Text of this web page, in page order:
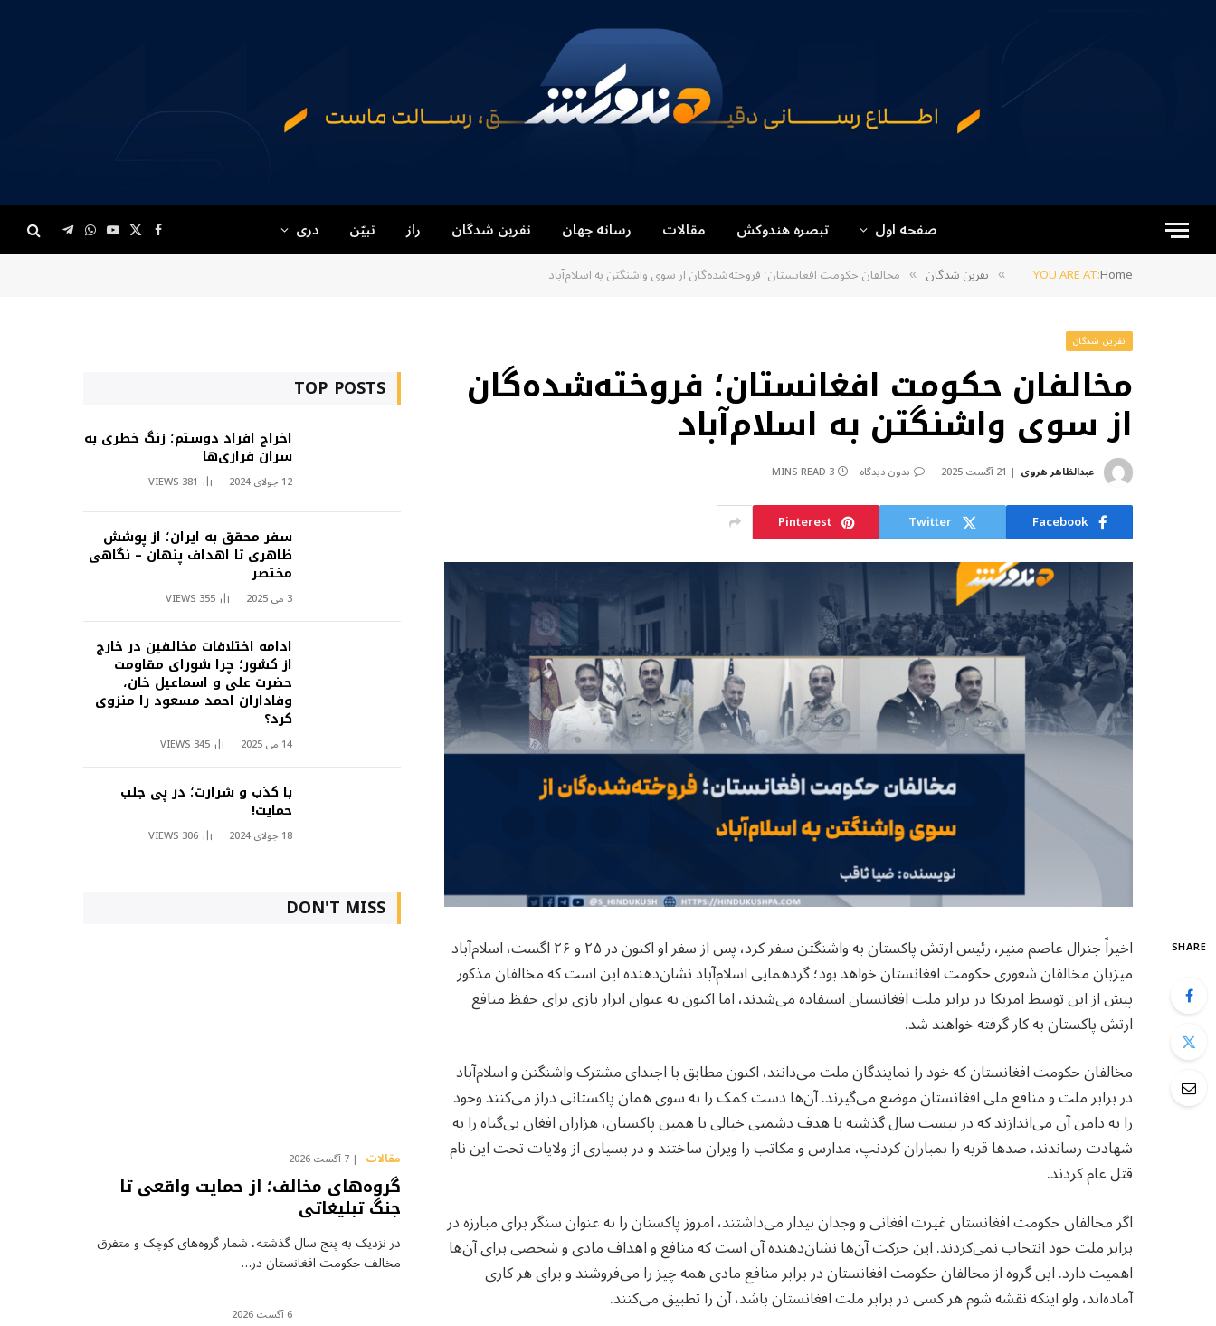
صفحه اول تبصره هندوکش مقالات رسانه جهان نفرین شدگان راز تبیّن دری Facebook
X
(Twitter)
YouTube
WhatsApp
Telegram
YOU ARE AT:Home
» نفرین شدگان » مخالفان حکومت افغانستان؛ فروخته‌شده‌گان از سوی واشنگتن به اسلام‌آباد
نفرین شدگان
مخالفان حکومت افغانستان؛ فروخته‌شده‌گان
از سوی واشنگتن به اسلام‌آباد
عبدالظاهر هروی 21 آگست 2025 بدون دیدگاه 3 MINS READ
Facebook
Twitter
Pinterest
SHARE
اخیراً جنرال عاصم منیر، رئیس ارتش پاکستان به واشنگتن سفر کرد، پس از سفر او اکنون در ۲۵ و ۲۶ اگست، اسلام‌آباد
میزبان مخالفان شعوری حکومت افغانستان خواهد بود؛ گردهمایی اسلام‌آباد نشان‌دهنده این است که مخالفان مذکور
پیش از این توسط امریکا در برابر ملت افغانستان استفاده می‌شدند، اما اکنون به عنوان ابزار بازی برای حفظ منافع
ارتش پاکستان به کار گرفته خواهند شد.
مخالفان حکومت افغانستان که خود را نمایندگان ملت می‌دانند، اکنون مطابق با اجندای مشترک واشنگتن و اسلام‌آباد
در برابر ملت و منافع ملی افغانستان موضع می‌گیرند. آن‌ها دست کمک را به سوی همان پاکستانی دراز می‌کنند و‌خود
را به دامن آن می‌اندازند که در بیست سال گذشته با هدف دشمنی خیالی با همین پاکستان، هزاران افغان بی‌گناه را به
شهادت رساندند، صدها قریه را بمباران کردنپ، مدارس و مکاتب را ویران ساختند و در بسیاری از ولایات تحت این نام
قتل عام کردند.
اگر مخالفان حکومت افغانستان غیرت افغانی و وجدان بیدار می‌داشتند، امروز پاکستان را به عنوان سنگر برای مبارزه در
برابر ملت خود انتخاب نمی‌کردند. این حرکت آن‌ها نشان‌دهنده آن است که منافع و اهداف مادی و شخصی برای آن‌ها
اهمیت دارد. این گروه از مخالفان حکومت افغانستان در برابر منافع مادی همه چیز را می‌فروشند و برای هر کاری
آماده‌اند، ولو اینکه نقشه شوم هر کسی در برابر ملت افغانستان باشد، آن را تطبیق می‌کنند.
TOP POSTS
اخراج افراد دوستم؛ زنگ خطری به
سران فراری‌ها
12 جولای 2024 381
VIEWS
سفر محقق به ایران؛ از پوشش
ظاهری تا اهداف پنهان – نگاهی
مختصر
3 می 2025 355
VIEWS
ادامه اختلافات مخالفین در خارج
از کشور؛ چرا شورای مقاومت
حضرت علی و اسماعیل خان،
وفاداران احمد مسعود را منزوی
کرد؟
14 می 2025 345
VIEWS
با کذب و شرارت؛ در پی جلب
حمایت!
18 جولای 2024 306
VIEWS
DON'T MISS
مقالات 7 آگست 2026
گروه‌های مخالف؛ از حمایت واقعی تا
جنگ تبلیغاتی
در نزدیک به پنج سال گذشته، شمار گروه‌های کوچک و متفرق
مخالف حکومت افغانستان در…
6 آگست 2026